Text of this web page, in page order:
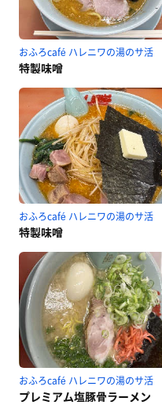
おふろcafé ハレニワの湯のサ活
特製味噌
おふろcafé ハレニワの湯のサ活
特製味噌
おふろcafé ハレニワの湯のサ活
プレミアム塩豚骨ラーメン